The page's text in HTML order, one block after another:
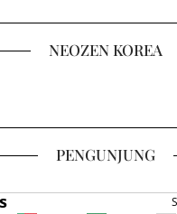
NEOZEN KOREA
PENGUNJUNG